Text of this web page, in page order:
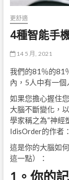
更舒適
4種智能手
14 5 月, 2021
我們的81％的81
內，5人中有一個
如果您擔心握住
大腦不斷變化，
學家稱之為“神經
IdisOrder的作者：
這是你的大腦如
這一點）：